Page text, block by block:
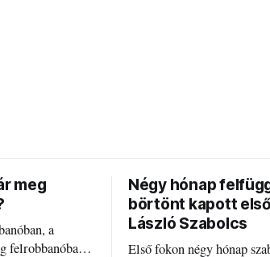
meg
a
felrobbanóban.
Négy hónap
börtönt kapott
László Szabolcs
Első fokon négy hónap